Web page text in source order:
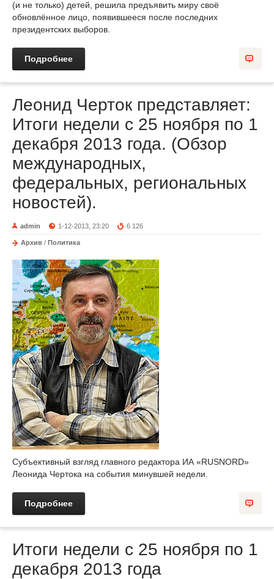
(и не только) детей, решила предъявить миру своё
обновлённое лицо, появившееся после последних
президентских выборов.
Подробнее
Леонид Черток представляет:
Итоги недели с 25 ноября по 1
декабря 2013 года. (Обзор
международных,
федеральных, региональных
новостей).
admin 1-12-2013, 23:20 6 126
Архив / Политика
Субъективный взгляд главного редактора ИА «RUSNORD»
Леонида Чертока на события минувшей недели.
Подробнее
Итоги недели с 25 ноября по 1
декабря 2013 года